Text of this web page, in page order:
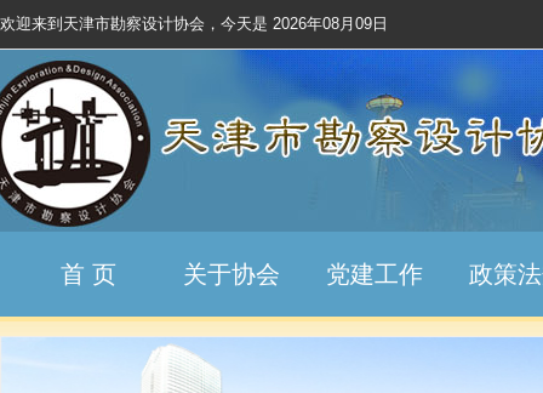
欢迎来到天津市勘察设计协会，今天是 2026年08月09日
首 页 关于协会 党建工作 政策